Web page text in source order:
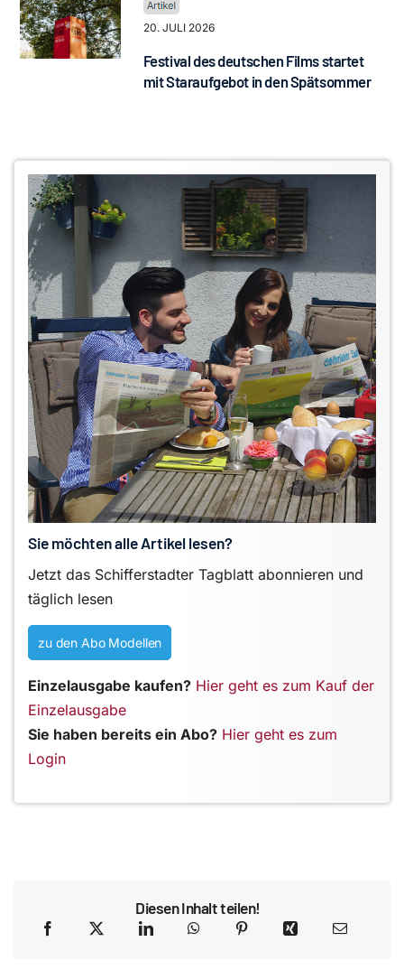
20. JULI 2026
Festival des deutschen Films startet
mit Staraufgebot in den Spätsommer
Sie möchten alle Artikel lesen?
Jetzt das Schifferstadter Tagblatt abonnieren und
täglich lesen
zu den Abo Modellen
Einzelausgabe kaufen? Hier geht es zum Kauf der
Einzelausgabe
Sie haben bereits ein Abo? Hier geht es zum
Login
Diesen Inhalt teilen!